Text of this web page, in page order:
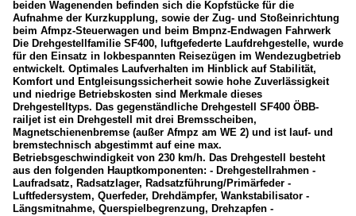
beiden Wagenenden befinden sich die Kopfstücke für die
Aufnahme der Kurzkupplung, sowie der Zug- und Stoßeinrichtung
beim Afmpz-Steuerwagen und beim Bmpnz-Endwagen Fahrwerk
Die Drehgestellfamilie SF400, luftgefederte Laufdrehgestelle, wurde
für den Einsatz in lokbespannten Reisezügen im Wendezugbetrieb
entwickelt. Optimales Laufverhalten im Hinblick auf Stabilität,
Komfort und Entgleisungssicherheit sowie hohe Zuverlässigkeit
und niedrige Betriebskosten sind Merkmale dieses
Drehgestelltyps. Das gegenständliche Drehgestell SF400 ÖBB-
railjet ist ein Drehgestell mit drei Bremsscheiben,
Magnetschienenbremse (außer Afmpz am WE 2) und ist lauf- und
bremstechnisch abgestimmt auf eine max.
Betriebsgeschwindigkeit von 230 km/h. Das Drehgestell besteht
aus den folgenden Hauptkomponenten: - Drehgestellrahmen -
Laufradsatz, Radsatzlager, Radsatzführung/Primärfeder -
Luftfedersystem, Querfeder, Drehdämpfer, Wankstabilisator -
Längsmitnahme, Querspielbegrenzung, Drehzapfen -